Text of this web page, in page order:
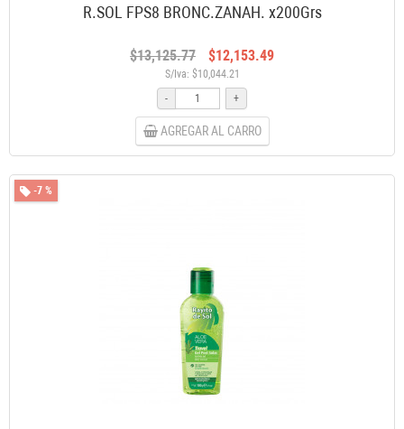
R.SOL FPS8 BRONC.ZANAH. x200Grs
$13,125.77 $12,153.49
S/Iva: $10,044.21
-
+
AGREGAR AL CARRO
-7 %